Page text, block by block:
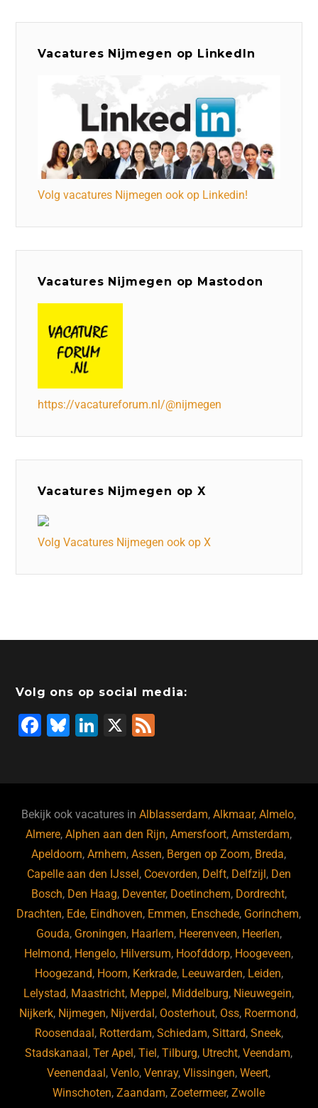
Vacatures Nijmegen op LinkedIn
Volg vacatures Nijmegen ook op Linkedin!
Vacatures Nijmegen op Mastodon
https://vacatureforum.nl/@nijmegen
Vacatures Nijmegen op X
Volg Vacatures Nijmegen ook op X
Volg ons op social media:
F
b
o
o
k
Bl
ky
Li
dI
n
X
Bekijk ook vacatures inAlblasserdam,Alkmaar,Almelo,
Almere,Alphen aan den Rijn,Amersfoort,Amsterdam,
Apeldoorn,Arnhem,Assen, Bergen op Zoom, Breda,
Capelle aan den IJssel, Coevorden, Delft, Delfzijl, Den
Bosch, Den Haag, Deventer, Doetinchem, Dordrecht,
Drachten, Ede, Eindhoven, Emmen, Enschede, Gorinchem,
Gouda, Groningen, Haarlem, Heerenveen, Heerlen,
Helmond, Hengelo, Hilversum, Hoofddorp, Hoogeveen,
Hoogezand, Hoorn, Kerkrade, Leeuwarden, Leiden,
Lelystad, Maastricht, Meppel, Middelburg, Nieuwegein,
Nijkerk, Nijmegen, Nijverdal, Oosterhout, Oss, Roermond,
Roosendaal, Rotterdam, Schiedam, Sittard, Sneek,
Stadskanaal,Ter Apel,Tiel,Tilburg, Utrecht,Veendam,
Veenendaal,Venlo,Venray,Vlissingen,Weert,
Winschoten,Zaandam,Zoetermeer,Zwolle